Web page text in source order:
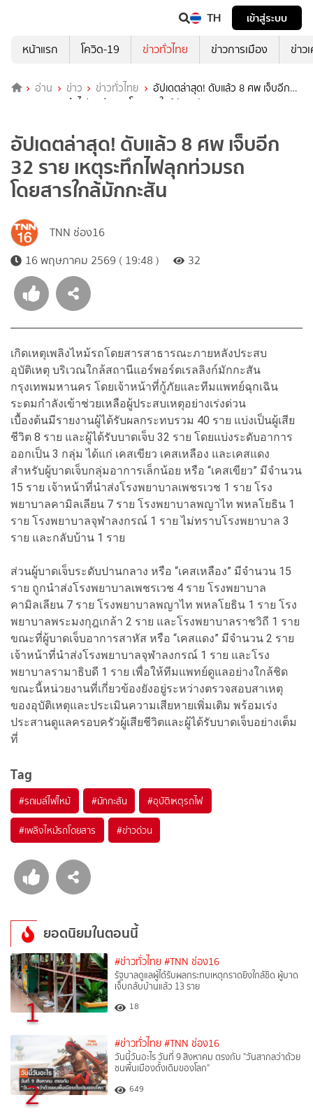
TH
เข้าสู่ระบบ
หน้าแรก
โควิด-19 ข่าวทั่วไทย ข่าวการเมือง ข่าว
อ่าน ข่าว ข่าวทั่วไทย
อัปเดตล่าสุด! ดับแล้ว 8 ศพ เจ็บอีก
32 ราย เหตุระทึกไฟลุกท่วมรถโดยสารใกล้มักกะสัน
อัปเดตล่าสุด! ดับแล้ว 8 ศพ เจ็บอีก
32 ราย เหตุระทึกไฟลุกท่วมรถ
โดยสารใกล้มักกะสัน
TNN ช่อง16
16 พฤษภาคม 2569 ( 19:48 )
32
เกิดเหตุเพลิงไหม้รถโดยสารสาธารณะภายหลังประสบ
อุบัติเหตุ บริเวณใกล้สถานีแอร์พอร์ตเรลลิงก์มักกะสัน
กรุงเทพมหานคร โดยเจ้าหน้าที่กู้ภัยและทีมแพทย์ฉุกเฉิน
ระดมกำลังเข้าช่วยเหลือผู้ประสบเหตุอย่างเร่งด่วน
เบื้องต้นมีรายงานผู้ได้รับผลกระทบรวม 40 ราย แบ่งเป็นผู้เสีย
ชีวิต 8 ราย และผู้ได้รับบาดเจ็บ 32 ราย โดยแบ่งระดับอาการ
ออกเป็น 3 กลุ่ม ได้แก่ เคสเขียว เคสเหลือง และเคสแดง
สำหรับผู้บาดเจ็บกลุ่มอาการเล็กน้อย หรือ “เคสเขียว” มีจำนวน
15 ราย เจ้าหน้าที่นำส่งโรงพยาบาลเพชรเวช 1 ราย โรง
พยาบาลคามิลเลียน 7 ราย โรงพยาบาลพญาไท พหลโยธิน 1
ราย โรงพยาบาลจุฬาลงกรณ์ 1 ราย ไม่ทราบโรงพยาบาล 3
ราย และกลับบ้าน 1 ราย
ส่วนผู้บาดเจ็บระดับปานกลาง หรือ “เคสเหลือง” มีจำนวน 15
ราย ถูกนำส่งโรงพยาบาลเพชรเวช 4 ราย โรงพยาบาล
คามิลเลียน 7 ราย โรงพยาบาลพญาไท พหลโยธิน 1 ราย โรง
พยาบาลพระมงกุฎเกล้า 2 ราย และโรงพยาบาลราชวิถี 1 ราย
ขณะที่ผู้บาดเจ็บอาการสาหัส หรือ “เคสแดง” มีจำนวน 2 ราย
เจ้าหน้าที่นำส่งโรงพยาบาลจุฬาลงกรณ์ 1 ราย และโรง
พยาบาลรามาธิบดี 1 ราย เพื่อให้ทีมแพทย์ดูแลอย่างใกล้ชิด
ขณะนี้หน่วยงานที่เกี่ยวข้องยังอยู่ระหว่างตรวจสอบสาเหตุ
ของอุบัติเหตุและประเมินความเสียหายเพิ่มเติม พร้อมเร่ง
ประสานดูแลครอบครัวผู้เสียชีวิตและผู้ได้รับบาดเจ็บอย่างเต็ม
ที่
Tag
#รถเมล์ไฟไหม้ #มักกะสัน #อุบัติเหตุรถไฟ
#เพลิงไหม้รถโดยสาร #ข่าวด่วน
ยอดนิยมในตอนนี้
1
#ข่าวทั่วไทย #TNN ช่อง16
รัฐบาลดูแลผู้ได้รับผลกระทบเหตุกราดยิงใกล้ชิด ผู้บาด
เจ็บกลับบ้านแล้ว 13 ราย
18
2
#ข่าวทั่วไทย #TNN ช่อง16
วันนี้วันอะไร วันที่ 9 สิงหาคม ตรงกับ "วันสากลว่าด้วย
ชนพื้นเมืองดั้งเดิมของโลก"
649